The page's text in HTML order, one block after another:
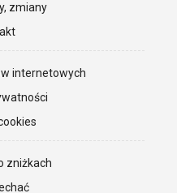
zmiany
internetowych
zniżkach